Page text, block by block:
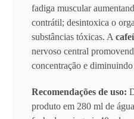
fadiga muscular
contrátil; desintoxica o
substâncias tóxicas. A
nervoso central
concentração e
Recomendações de uso:
produto em 280 ml de